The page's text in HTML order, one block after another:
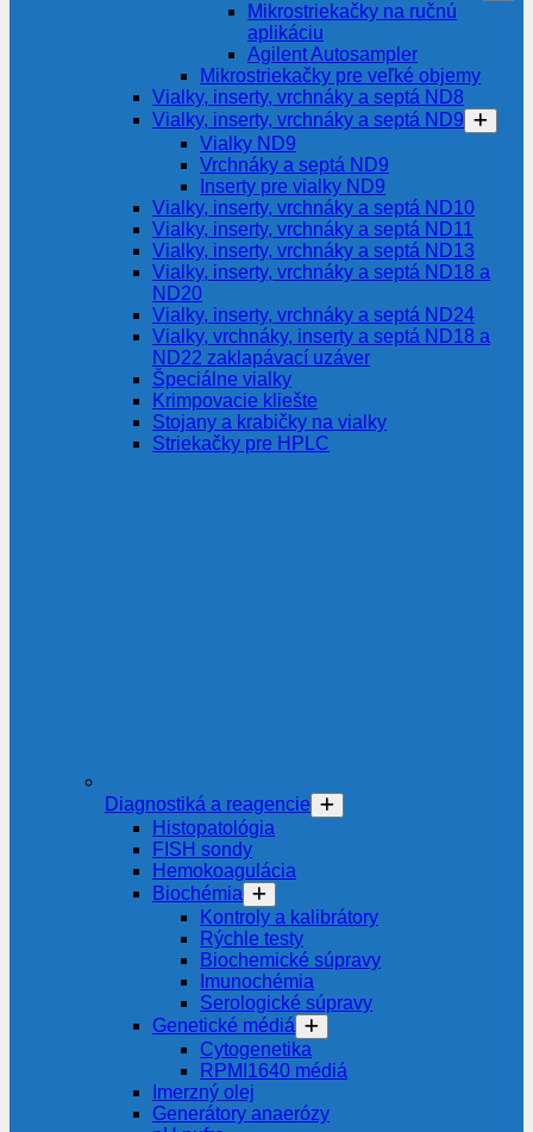
Mikrostriekačky na ručnú
aplikáciu
Agilent Autosampler
Mikrostriekačky pre veľké objemy
Vialky, inserty, vrchnáky a septá ND8
Vialky, inserty, vrchnáky a septá ND9
Vialky ND9
Vrchnáky a septá ND9
Inserty pre vialky ND9
Vialky, inserty, vrchnáky a septá ND10
Vialky, inserty, vrchnáky a septá ND11
Vialky, inserty, vrchnáky a septá ND13
Vialky, inserty, vrchnáky a septá ND18 a
ND20
Vialky, inserty, vrchnáky a septá ND24
Vialky, vrchnáky, inserty a septá ND18 a
ND22 zaklapávací uzáver
Špeciálne vialky
Krimpovacie kliešte
Stojany a krabičky na vialky
Striekačky pre HPLC
Diagnostiká a reagencie
Histopatológia
FISH sondy
Hemokoagulácia
Biochémia
Kontroly a kalibrátory
Rýchle testy
Biochemické súpravy
Imunochémia
Serologické súpravy
Genetické médiá
Cytogenetika
RPMI1640 médiá
Imerzný olej
Generátory anaerózy